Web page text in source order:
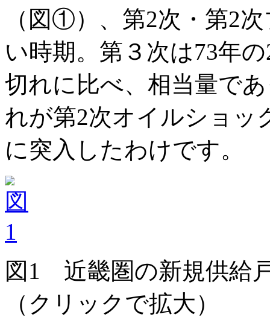
（図①）、第2次・第2
い時期。第３次は73年
切れに比べ、相当量で
れが第2次オイルショッ
に突入したわけです。
図1 近畿圏の新規供給
（クリックで拡大）